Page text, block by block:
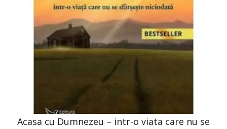
Acasa cu Dumnezeu – intr-o viata care nu se